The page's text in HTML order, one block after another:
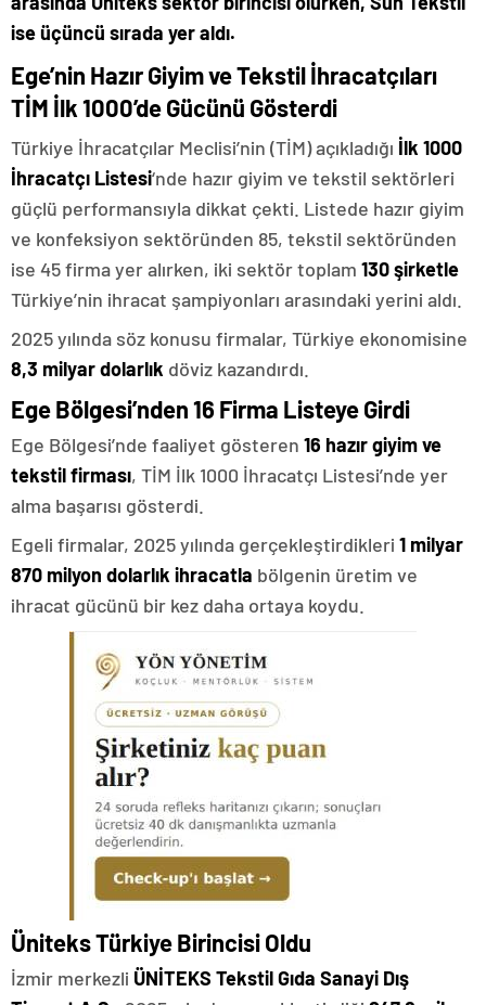
ise üçüncü sırada yer aldı.
Ege’nin Hazır Giyim ve Tekstil İhracatçıları
TİM İlk 1000’de Gücünü Gösterdi
Türkiye İhracatçılar Meclisi’nin (TİM) açıkladığı İlk 1000
İhracatçı Listesi‘nde hazır giyim ve tekstil sektörleri
güçlü performansıyla dikkat çekti. Listede hazır giyim
ve konfeksiyon sektöründen 85, tekstil sektöründen
ise 45 firma yer alırken, iki sektör toplam 130 şirketle
Türkiye’nin ihracat şampiyonları arasındaki yerini aldı.
2025 yılında söz konusu firmalar, Türkiye ekonomisine
8,3 milyar dolarlık döviz kazandırdı.
Ege Bölgesi’nden 16 Firma Listeye Girdi
Ege Bölgesi’nde faaliyet gösteren 16 hazır giyim ve
tekstil firması, TİM İlk 1000 İhracatçı Listesi’nde yer
alma başarısı gösterdi.
Egeli firmalar, 2025 yılında gerçekleştirdikleri 1 milyar
870 milyon dolarlık ihracatla bölgenin üretim ve
ihracat gücünü bir kez daha ortaya koydu.
Üniteks Türkiye Birincisi Oldu
İzmir merkezli ÜNİTEKS Tekstil Gıda Sanayi Dış